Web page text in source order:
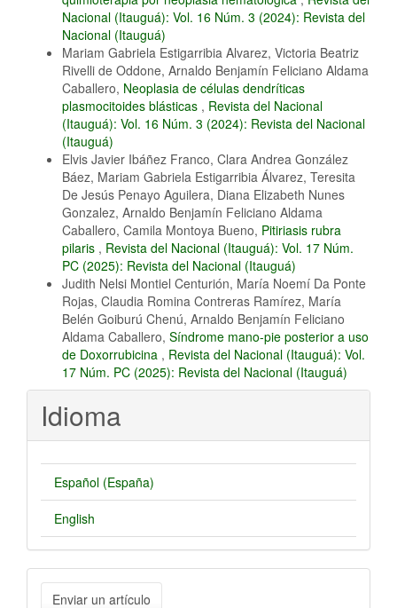
Nacional (Itauguá): Vol. 16 Núm. 3 (2024): Revista del
Nacional (Itauguá)
Mariam Gabriela Estigarribia Alvarez, Victoria Beatriz
Rivelli de Oddone, Arnaldo Benjamín Feliciano Aldama
Caballero, Neoplasia de células dendríticas
plasmocitoides blásticas , Revista del Nacional
(Itauguá): Vol. 16 Núm. 3 (2024): Revista del Nacional
(Itauguá)
Elvis Javier Ibáñez Franco, Clara Andrea González
Báez, Mariam Gabriela Estigarribia Álvarez, Teresita
De Jesús Penayo Aguilera, Diana Elizabeth Nunes
Gonzalez, Arnaldo Benjamín Feliciano Aldama
Caballero, Camila Montoya Bueno, Pitiriasis rubra
pilaris , Revista del Nacional (Itauguá): Vol. 17 Núm.
PC (2025): Revista del Nacional (Itauguá)
Judith Nelsi Montiel Centurión, María Noemí Da Ponte
Rojas, Claudia Romina Contreras Ramírez, María
Belén Goiburú Chenú, Arnaldo Benjamín Feliciano
Aldama Caballero, Síndrome mano-pie posterior a uso
de Doxorrubicina , Revista del Nacional (Itauguá): Vol.
17 Núm. PC (2025): Revista del Nacional (Itauguá)
Idioma
Español (España)
English
Enviar
Enviar un artículo